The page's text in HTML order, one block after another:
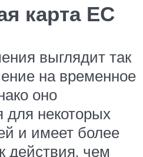
карта ЕС
выглядит так
на временное
оно
для некоторых
и имеет более
действия, чем